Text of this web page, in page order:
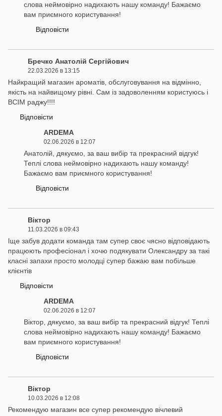
слова неймовірно надихають нашу команду! Бажаємо
вам приємного користування!
Відповісти
Бречко Анатолій Сергійович
22.03.2026 в 13:15
Найкращий магазин ароматів, обслуговування на відмінно,
якість на найвищому рівні. Сам із задоволенням користуюсь і
ВСІМ раджу!!!!
Відповісти
ARDEMA
02.06.2026 в 12:07
Анатолій, дякуємо, за ваш вибір та прекрасний відгук!
Теплі слова неймовірно надихають нашу команду!
Бажаємо вам приємного користування!
Відповісти
Віктор
11.03.2026 в 09:43
Іще забув додати команда там супер своє чясно відповідають
працюють професіонал і хочю подякувати Олександру за такі
класні запахи просто молодці супер бажаю вам побільше
клієнтів
Відповісти
ARDEMA
02.06.2026 в 12:07
Віктор, дякуємо, за ваш вибір та прекрасний відгук! Теплі
слова неймовірно надихають нашу команду! Бажаємо
вам приємного користування!
Відповісти
Віктор
10.03.2026 в 12:08
Рекомендую магазин все супер рекомендую вічлевий